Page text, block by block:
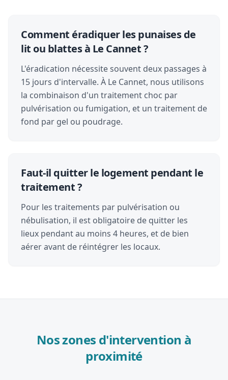
Comment éradiquer les punaises de
lit ou blattes à Le Cannet ?
L'éradication nécessite souvent deux passages à
15 jours d'intervalle. À Le Cannet, nous utilisons
la combinaison d'un traitement choc par
pulvérisation ou fumigation, et un traitement de
fond par gel ou poudrage.
Faut-il quitter le logement pendant le
traitement ?
Pour les traitements par pulvérisation ou
nébulisation, il est obligatoire de quitter les
lieux pendant au moins 4 heures, et de bien
aérer avant de réintégrer les locaux.
Nos zones d'intervention à
proximité